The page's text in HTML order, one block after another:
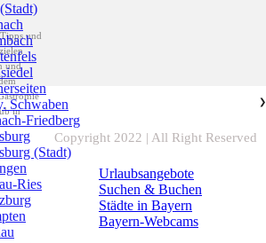
und
und
in
Urlaubsangebote
Suchen & Buchen
Städte in Bayern
Bayern-Webcams
Copyright 2022 | All Right Reserved
Schwaben
❯
Friedberg
(Stadt)
Ries